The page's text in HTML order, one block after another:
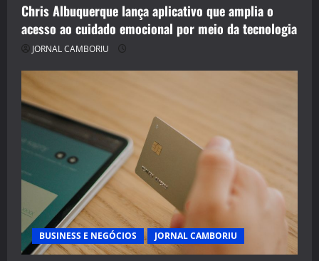
Chris Albuquerque lança aplicativo que amplia o
acesso ao cuidado emocional por meio da tecnologia
JORNAL CAMBORIU
BUSINESS E NEGÓCIOS JORNAL CAMBORIU